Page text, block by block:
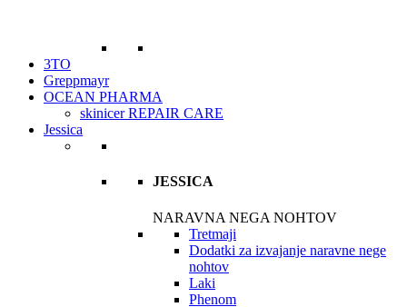
3TO
Greppmayr
OCEAN PHARMA
skinicer REPAIR CARE
Jessica
JESSICA
NARAVNA NEGA NOHTOV
Tretmaji
Dodatki za izvajanje naravne nege
nohtov
Laki
Phenom